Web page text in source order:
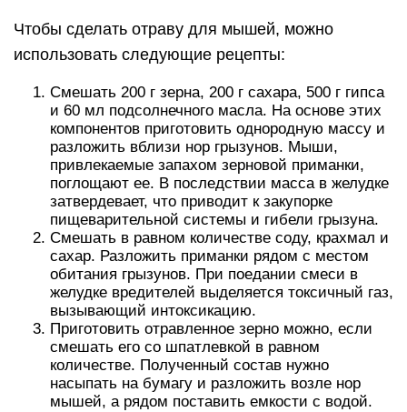
Чтобы сделать отраву для мышей, можно
использовать следующие рецепты:
Смешать 200 г зерна, 200 г сахара, 500 г гипса
и 60 мл подсолнечного масла. На основе этих
компонентов приготовить однородную массу и
разложить вблизи нор грызунов. Мыши,
привлекаемые запахом зерновой приманки,
поглощают ее. В последствии масса в желудке
затвердевает, что приводит к закупорке
пищеварительной системы и гибели грызуна.
Смешать в равном количестве соду, крахмал и
сахар. Разложить приманки рядом с местом
обитания грызунов. При поедании смеси в
желудке вредителей выделяется токсичный газ,
вызывающий интоксикацию.
Приготовить отравленное зерно можно, если
смешать его со шпатлевкой в равном
количестве. Полученный состав нужно
насыпать на бумагу и разложить возле нор
мышей, а рядом поставить емкости с водой.